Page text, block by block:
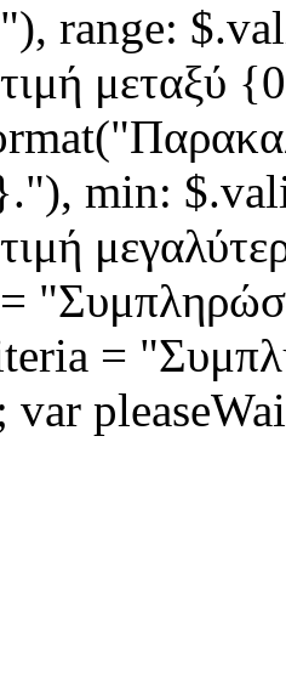
range:
τιμή
min:
τιμή
=
var